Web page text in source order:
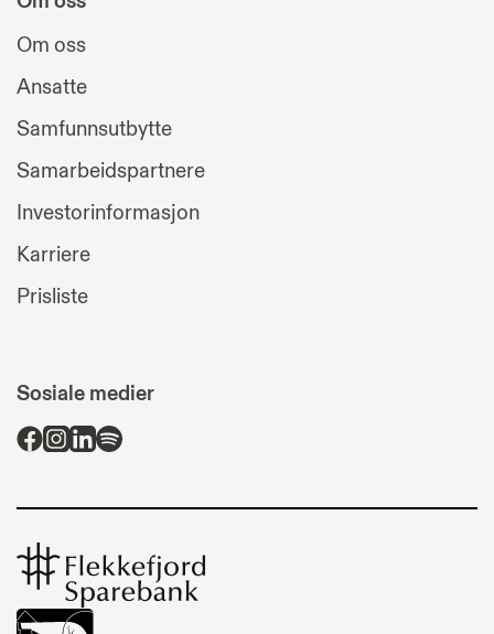
Om oss
Ansatte
Samfunnsutbytte
Samarbeidspartnere
Investorinformasjon
Karriere
Prisliste
Sosiale medier
Flekkefjord
Sparebank